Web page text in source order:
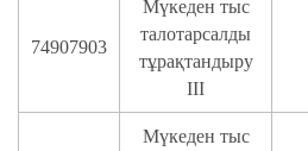
74907903
Мүкеден тыс
талотарсалды
тұрақтандыру
III
Мүкеден тыс